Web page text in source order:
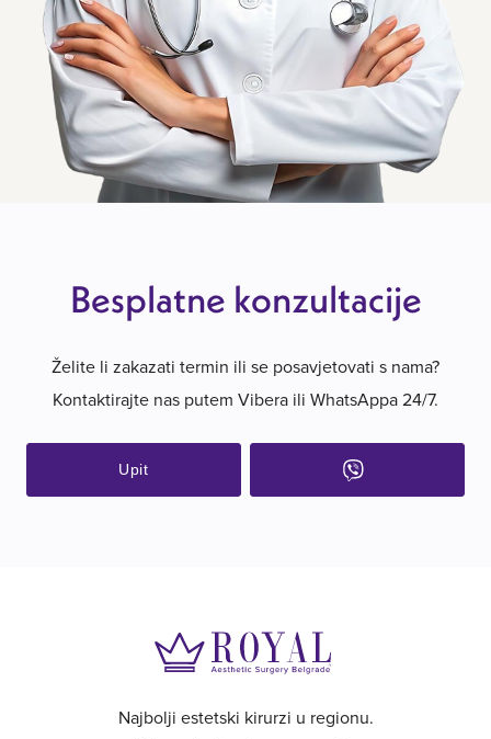
Besplatne konzultacije
Želite li zakazati termin ili se posavjetovati s nama?
Kontaktirajte nas putem Vibera ili WhatsAppa 24/7.
Upit
Najbolji estetski kirurzi u regionu.